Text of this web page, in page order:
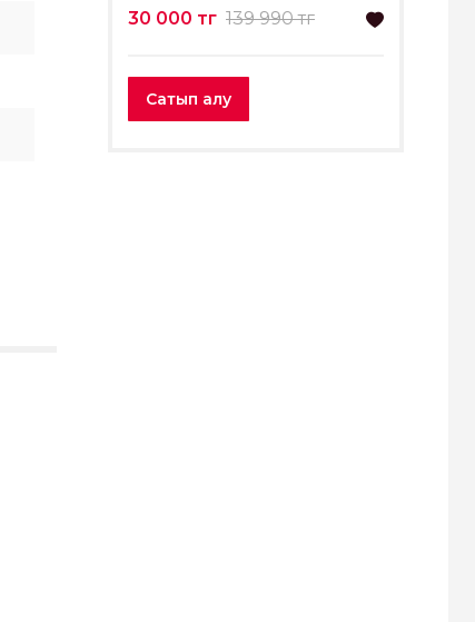
30 000 тг 139 990 тг
Сатып алу